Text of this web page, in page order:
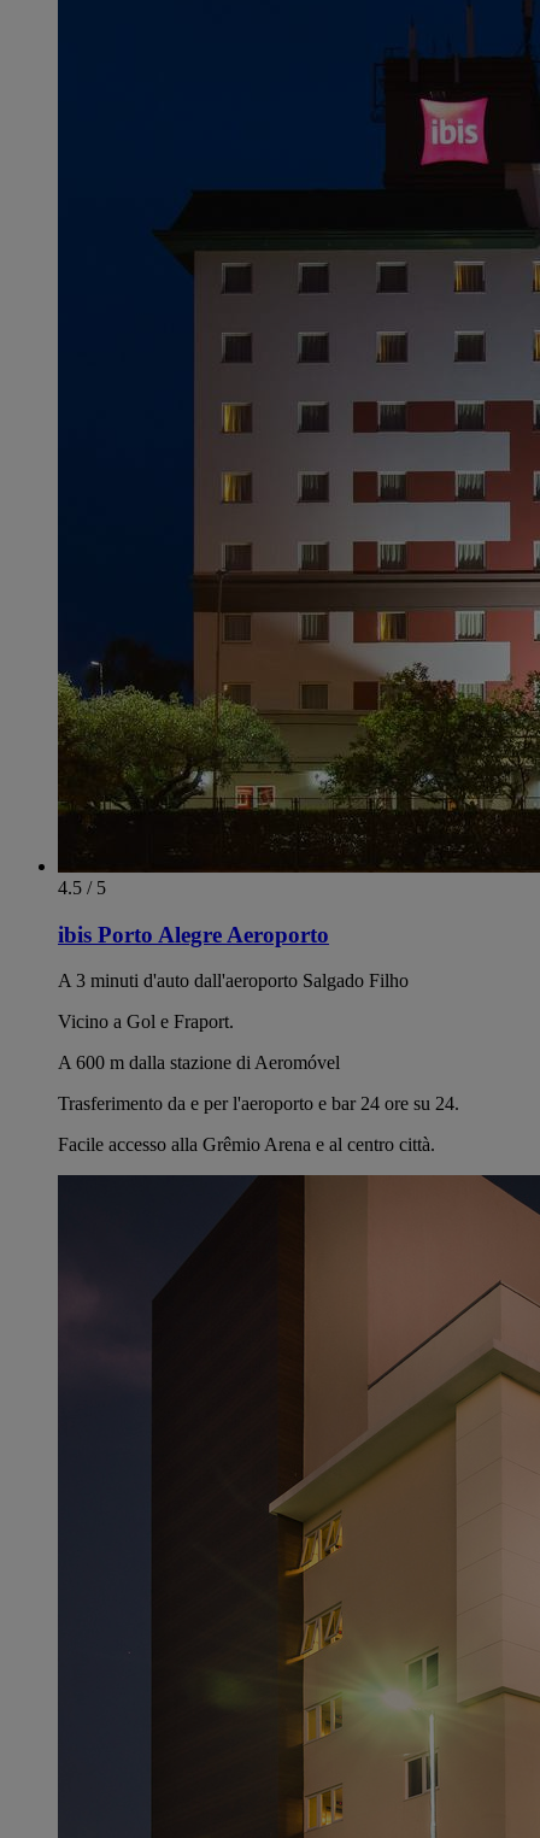
4.5 / 5
ibis Porto Alegre Aeroporto
A 3 minuti d'auto dall'aeroporto Salgado Filho
Vicino a Gol e Fraport.
A 600 m dalla stazione di Aeromóvel
Trasferimento da e per l'aeroporto e bar 24 ore su 24.
Facile accesso alla Grêmio Arena e al centro città.